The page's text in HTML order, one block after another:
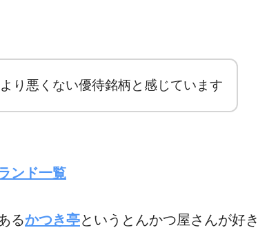
り悪くない優待銘柄と感じています
ンド一覧
るかつき亭というとんかつ屋さんが好